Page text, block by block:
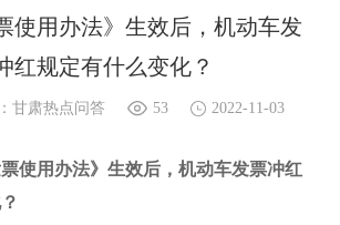
使用办法》生效后，机动车发
红规定有什么变化？
2022-11-03
53
甘肃热点问答
使用办法》生效后，机动车发票冲红